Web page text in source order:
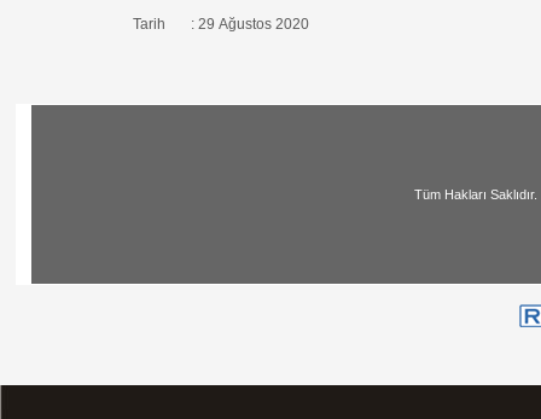
Tarih : 29 Ağustos 2020
Tüm Hakları Saklıdır. | All